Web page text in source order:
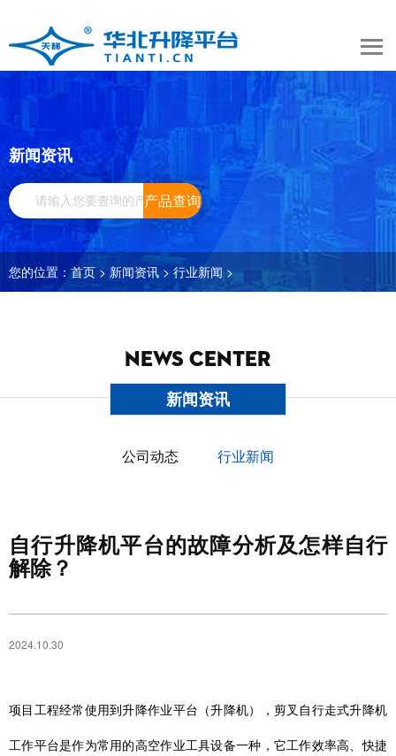
新闻资讯
产品查询
您的位置：首页 > 新闻资讯 > 行业新闻 >
NEWS CENTER
新闻资讯
公司动态 行业新闻
自行升降机平台的故障分析及怎样自行
解除？
2024.10.30
项目工程经常使用到升降作业平台（升降机），剪叉自行走式升降机
工作平台是作为常用的高空作业工具设备一种，它工作效率高、快捷